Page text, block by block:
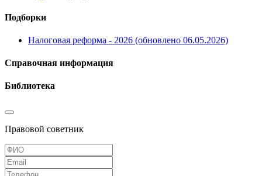
Подборки
Налоговая реформа - 2026 (обновлено 06.05.2026)
Справочная информация
Библиотека
Правовой советник